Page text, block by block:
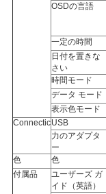
OSDの言語
一定の時間
日付を置きな
さい
時間モード
データ モード
表示色モード
ConnecticUSB
力のアダプタ
ー
色 色
付属品
ユーザーズ ガ
イド（英語）